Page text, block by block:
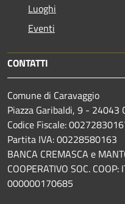
Luoghi
Eventi
CONTATTI
Comune di Caravaggio
Piazza Garibaldi, 9 - 24043
Codice Fiscale:
Partita IVA: 00228580163
BANCA CREMASCA e
COOPERATIVO SOC.
000000170685